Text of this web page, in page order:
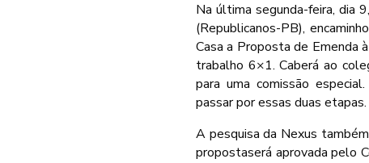
Na última segunda-feira, dia
(Republicanos-PB),
Casa a Proposta de Emenda
trabalho 6×1. Caberá ao
para uma comissão
passar por essas duas etapas.
A pesquisa da Nexus
propostaserá aprovada pelo